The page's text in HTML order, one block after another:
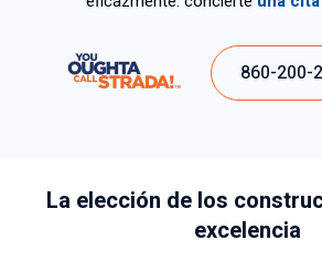
860-200-
La elección de los
excelencia